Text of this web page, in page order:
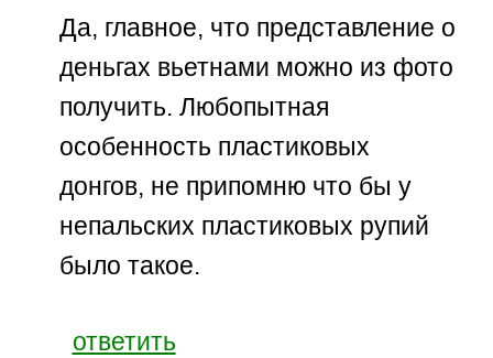
Да, главное, что представление о
деньгах вьетнами можно из фото
получить. Любопытная
особенность пластиковых
донгов, не припомню что бы у
непальских пластиковых рупий
было такое.
ответить